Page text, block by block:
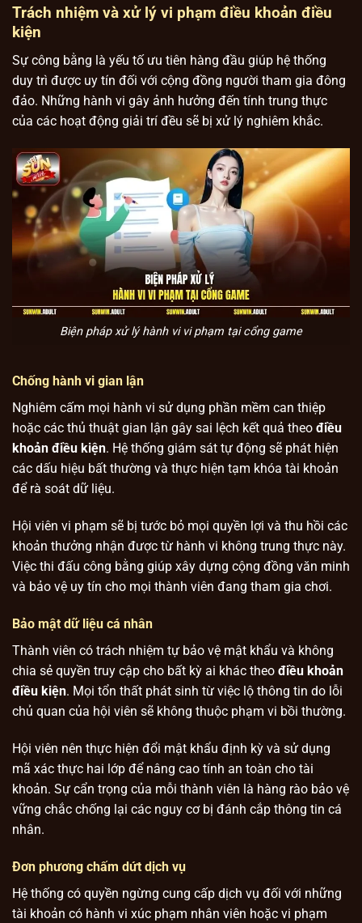
Trách nhiệm và xử lý vi phạm điều khoản điều
kiện
Sự công bằng là yếu tố ưu tiên hàng đầu giúp hệ thống
duy trì được uy tín đối với cộng đồng người tham gia đông
đảo. Những hành vi gây ảnh hưởng đến tính trung thực
của các hoạt động giải trí đều sẽ bị xử lý nghiêm khắc.
Biện pháp xử lý hành vi vi phạm tại cổng game
Chống hành vi gian lận
Nghiêm cấm mọi hành vi sử dụng phần mềm can thiệp
hoặc các thủ thuật gian lận gây sai lệch kết quả theo điều
khoản điều kiện. Hệ thống giám sát tự động sẽ phát hiện
các dấu hiệu bất thường và thực hiện tạm khóa tài khoản
để rà soát dữ liệu.
Hội viên vi phạm sẽ bị tước bỏ mọi quyền lợi và thu hồi các
khoản thưởng nhận được từ hành vi không trung thực này.
Việc thi đấu công bằng giúp xây dựng cộng đồng văn minh
và bảo vệ uy tín cho mọi thành viên đang tham gia chơi.
Bảo mật dữ liệu cá nhân
Thành viên có trách nhiệm tự bảo vệ mật khẩu và không
chia sẻ quyền truy cập cho bất kỳ ai khác theo điều khoản
điều kiện. Mọi tổn thất phát sinh từ việc lộ thông tin do lỗi
chủ quan của hội viên sẽ không thuộc phạm vi bồi thường.
Hội viên nên thực hiện đổi mật khẩu định kỳ và sử dụng
mã xác thực hai lớp để nâng cao tính an toàn cho tài
khoản. Sự cẩn trọng của mỗi thành viên là hàng rào bảo vệ
vững chắc chống lại các nguy cơ bị đánh cắp thông tin cá
nhân.
Đơn phương chấm dứt dịch vụ
Hệ thống có quyền ngừng cung cấp dịch vụ đối với những
tài khoản có hành vi xúc phạm nhân viên hoặc vi phạm